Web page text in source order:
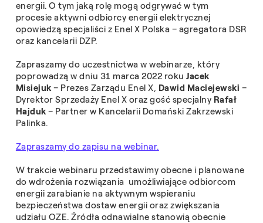
energii. O tym jaką rolę mogą odgrywać w tym
procesie aktywni odbiorcy energii elektrycznej
opowiedzą specjaliści z Enel X Polska – agregatora DSR
oraz kancelarii DZP.
Zapraszamy do uczestnictwa w webinarze, który
poprowadzą w dniu 31 marca 2022 roku Jacek
Misiejuk – Prezes Zarządu Enel X, Dawid Maciejewski –
Dyrektor Sprzedaży Enel X oraz gość specjalny Rafał
Hajduk– Partner w Kancelarii Domański Zakrzewski
Palinka.
Zapraszamy do zapisu na webinar.
W trakcie webinaru przedstawimy obecne i planowane
do wdrożenia rozwiązania umożliwiające odbiorcom
energii zarabianie na aktywnym wspieraniu
bezpieczeństwa dostaw energii oraz zwiększania
udziału OZE. Źródła odnawialne stanowią obecnie